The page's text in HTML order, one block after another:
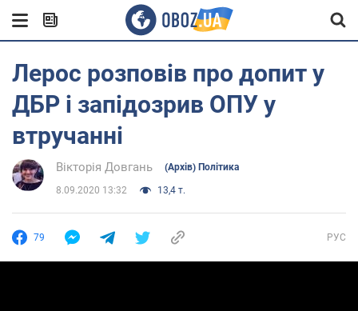
Лерос розповів про допит у
ДБР і запідозрив ОПУ у
втручанні
Вікторія Довгань (Архів) Політика
8.09.2020 13:32 13,4 т.
79 РУС